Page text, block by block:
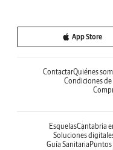
App Store
ContactarQuiénes
Condiciones de
EsquelasCantabria
Soluciones
Guía SanitariaPuntos